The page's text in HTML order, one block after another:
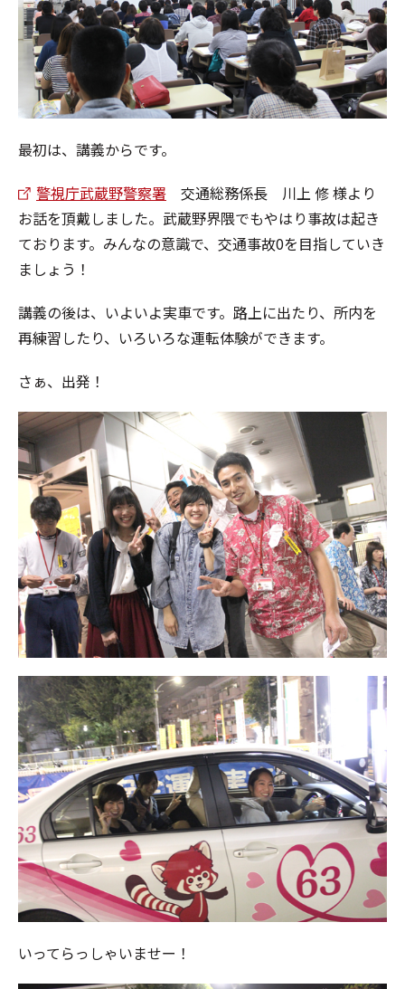
最初は、講義からです。
警視庁武蔵野警察署 交通総務係長 川上 修 様より
お話を頂戴しました。武蔵野界隈でもやはり事故は起き
ております。みんなの意識で、交通事故0を目指していき
ましょう！
講義の後は、いよいよ実車です。路上に出たり、所内を
再練習したり、いろいろな運転体験ができます。
さぁ、出発！
いってらっしゃいませー！